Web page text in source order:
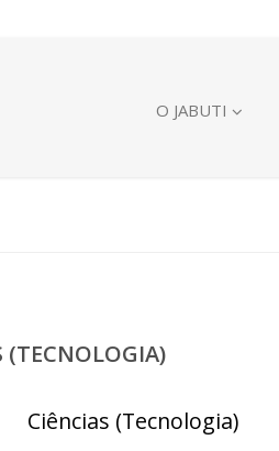
O JABUTI
(TECNOLOGIA)
Ciências (Tecnologia)